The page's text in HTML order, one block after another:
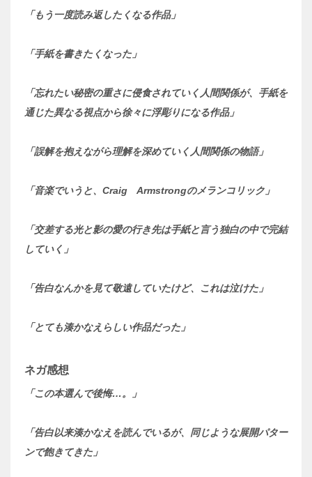
「もう一度読み返したくなる作品」
「手紙を書きたくなった」
「忘れたい秘密の重さに侵食されていく人間関係が、手紙を
通じた異なる視点から徐々に浮彫りになる作品」
「誤解を抱えながら理解を深めていく人間関係の物語」
「音楽でいうと、Craig Armstrongのメランコリック」
「交差する光と影の愛の行き先は手紙と言う独白の中で完結
していく」
「告白なんかを見て敬遠していたけど、これは泣けた」
「とても湊かなえらしい作品だった」
ネガ感想
「この本選んで後悔…。」
「告白以来湊かなえを読んでいるが、同じような展開パター
ンで飽きてきた」